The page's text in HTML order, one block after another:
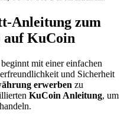
Anleitung zum
auf KuCoin
mit einer einfachen
und Sicherheit
erwerben zu
KuCoin Anleitung, um